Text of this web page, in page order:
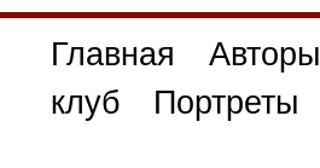
Главная Авторы
клуб
Портреты